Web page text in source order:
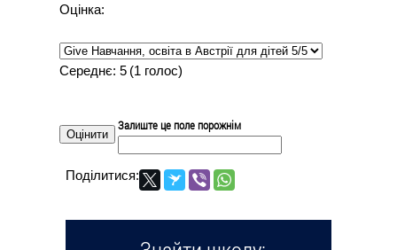
Оцінка:
Середнє: 5 (1 голос)
Залиште це поле порожнім
Поділитися: